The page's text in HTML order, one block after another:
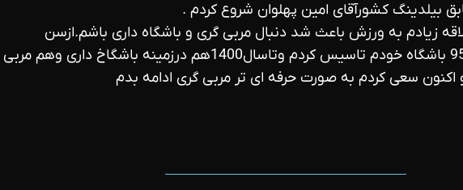
بیلدینگ کشورآقای امین پهلوان شروع کردم .
علاقه زیادم به ورزش باعث شد دنبال مربی گری و باشگاه داری باشم‌.ازسن
22سالگی یعنی سال95 باشگاه خودم تاسیس کردم وتاسال1400هم درزمینه باشگاخ داری وهم مربی
اکنون سعی کردم به صورت حرفه ای تر مربی گری ادامه بدم